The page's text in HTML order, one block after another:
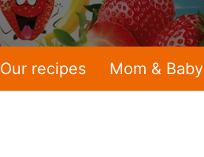
Our recipes Mom & Baby